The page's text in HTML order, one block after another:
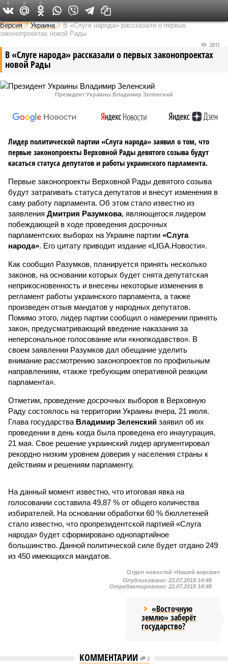
Федеральный выпуск
Версия //Украина //В «Слуге народа» рассказали о первых
законопроектах новой Рады
В «Слуге народа» рассказали о первых законопроектах
новой Рады
2011
Президент Украины Владимир Зеленский
Лидер политической партии «Слуга народа» заявил о том, что
первые законопроекты Верховной Рады девятого созыва будут
касаться статуса депутатов и работы украинского парламента.
Первые законопроекты Верховной Рады девятого созыва
будут затрагивать статуса депутатов и внесут изменения в
саму работу парламента. Об этом стало известно из
заявления Дмитрия Разумкова, являющегося лидером
побеждающей в ходе проведения досрочных
парламентских выборах на Украине партии «Слуга
народа». Его цитату приводит издание «LIGA.Новости».
Как сообщил Разумков, планируется принять несколько
законов, на основании которых будет снята депутатская
неприкосновенность и внесены некоторые изменения в
регламент работы украинского парламента, а также
произведен отзыв мандатов у народных депутатов.
Помимо этого, лидер партии сообщил о намерении принять
закон, предусматривающий введение наказания за
неперсональное голосование или «кнопкодавство». В
своем заявлении Разумков дал обещание уделить
внимание рассмотрению законопроектов по профильным
направлениям, «также требующим оперативной реакции
парламента».
Отметим, проведение досрочных выборов в Верховную
Раду состоялось на территории Украины вчера, 21 июля.
Глава государства Владимир Зеленский заявил об их
проведении в день когда была проведена его инаугурация,
21 мая. Свое решение украинский лидер аргументировал
рекордно низким уровнем доверия у населения страны к
действиям и решениям парламенту.
На данный момент известно, что итоговая явка на
голосовании составила 49,87 % от общего количества
избирателей. На основании обработки 60 % бюллетеней
стало известно, что пропрезидентской партией «Слуга
народа» будет сформировано однопартийное
большинство. Данной политической силе будет отдано 249
из 450 имеющихся мандатов.
0 0 0
Отдел новостей «Нашей версии»
Опубликовано: 22.07.2019 14:48
Отредактировано: 22.07.2019 14:48
«Восточную
землю» заберёт
государство?
КОММЕНТАРИИ 0